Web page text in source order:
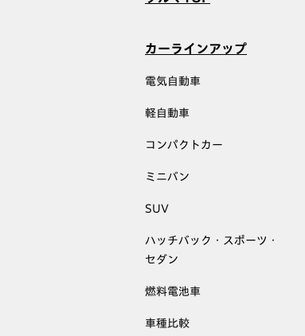
カーラインアップ
電気自動車
軽自動車
コンパクトカー
ミニバン
SUV
ハッチバック・スポーツ・
セダン
燃料電池車
車種比較